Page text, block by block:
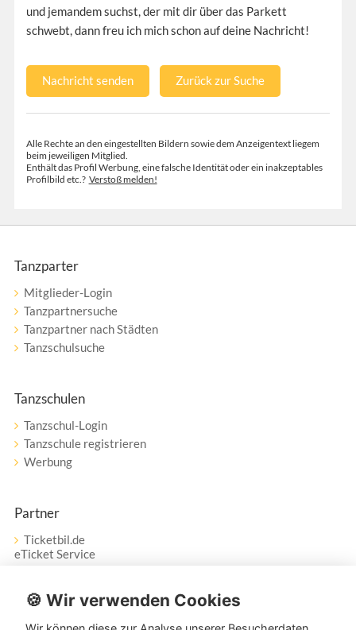
und jemandem suchst, der mit dir über das Parkett
schwebt, dann freu ich mich schon auf deine Nachricht!
Nachricht senden Zurück zur Suche
Alle Rechte an den eingestellten Bildern sowie dem Anzeigentext liegem
beim jeweiligen Mitglied.
Enthält das Profil Werbung, eine falsche Identität oder ein inakzeptables
Profilbild etc.? Verstoß melden!
Tanzparter
Mitglieder-Login
Tanzpartnersuche
Tanzpartner nach Städten
Tanzschulsuche
Tanzschulen
Tanzschul-Login
Tanzschule registrieren
Werbung
Partner
Ticketbil.de
eTicket Service
Vertrag widerrufen
🍪 Wir verwenden Cookies